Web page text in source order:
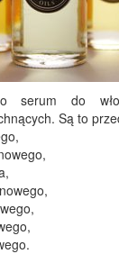
serum do
Są to